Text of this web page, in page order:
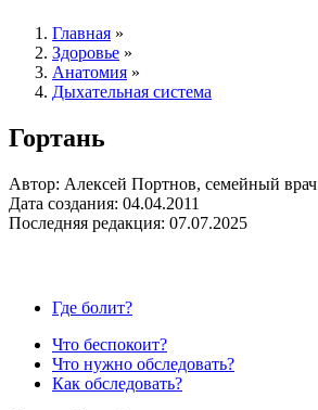
Главная »
Здоровье »
Анатомия »
Дыхательная система
Гортань
Автор: Алексей Портнов, семейный врач
Дата создания: 04.04.2011
Последняя редакция: 07.07.2025
Где болит?
Что беспокоит?
Что нужно обследовать?
Как обследовать?